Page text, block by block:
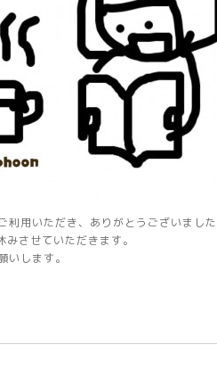
利用いただき、ありがとうございました
させていただきます。
いします。